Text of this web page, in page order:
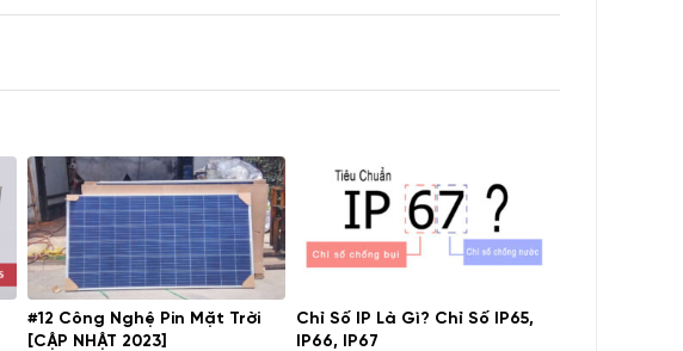
#12 Công Nghệ Pin Mặt Trời
[CẬP NHẬT 2023]
Chỉ Số IP Là Gì? Chỉ Số IP65,
IP66, IP67